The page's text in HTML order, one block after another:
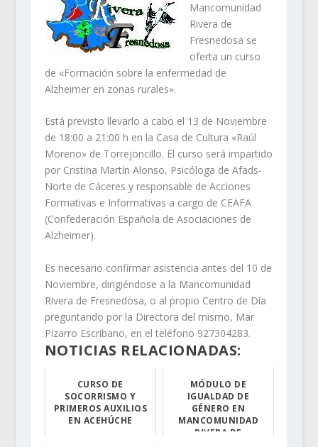
Mancomunidad
Rivera de
Fresnedosa se
oferta un curso
de «Formación sobre la enfermedad de
Alzheimer en zonas rurales».
Está previsto llevarlo a cabo el 13 de Noviembre
de 18:00 a 21:00 h en la Casa de Cultura «Raúl
Moreno» de Torrejoncillo. El curso será impartido
por Cristina Martín Alonso, Psicóloga de Afads-
Norte de Cáceres y responsable de Acciones
Formativas e Informativas a cargo de CEAFA
(Confederación Española de Asociaciones de
Alzheimer).
Es necesario confirmar asistencia antes del 10 de
Noviembre, dirigiéndose a la Mancomunidad
Rivera de Fresnedosa, o al propio Centro de Día
preguntando por la Directora del mismo, Mar
Pizarro Escribano, en el teléfono 927304283.
NOTICIAS RELACIONADAS:
CURSO DE
SOCORRISMO Y
PRIMEROS AUXILIOS
EN ACEHÚCHE
MÓDULO DE
IGUALDAD DE
GÉNERO EN
MANCOMUNIDAD
RIVERA DE